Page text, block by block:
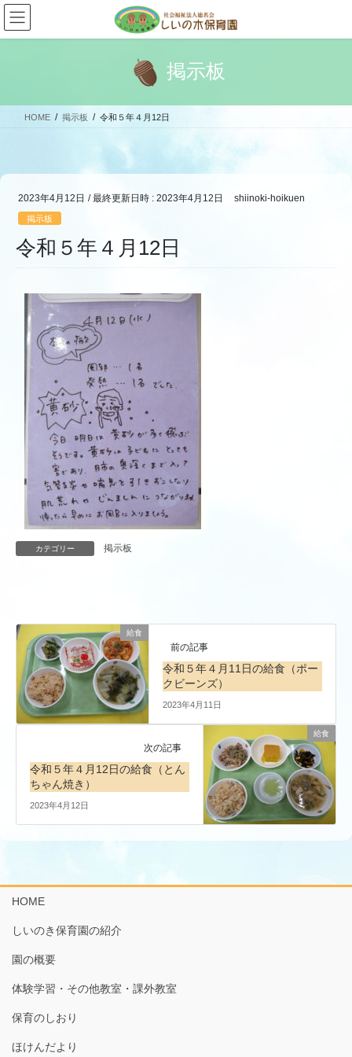
コ
ン
テ
ス
ナ
ビ
ゲ
ン
掲示板
HOME 掲示板 令和５年４月12日
2023年4月12日 / 最終更新日時 : 2023年4月12日 shiinoki-hoikuen
掲示板
令和５年４月12日
カテゴリー 掲示板
給食
前の記事
令和５年４月11日の給食（ポー
クビーンズ）
2023年4月11日
給食
次の記事
令和５年４月12日の給食（とん
ちゃん焼き）
2023年4月12日
HOME
しいのき保育園の紹介
園の概要
体験学習・その他教室・課外教室
保育のしおり
ほけんだより